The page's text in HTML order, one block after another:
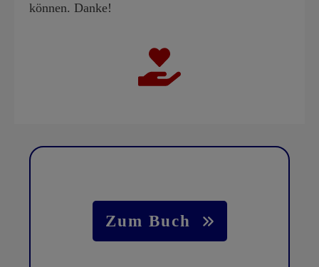
können. Danke!
Zum Buch